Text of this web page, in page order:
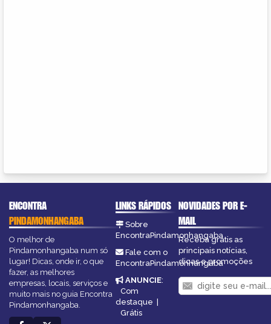
ENCONTRA
PINDAMONHANGABA
O melhor de
Pindamonhangaba num só
lugar! Dicas, onde ir, o que
fazer, as melhores
empresas, locais, serviços e
muito mais no guia Encontra
Pindamonhangaba.
LINKS RÁPIDOS
Sobre
EncontraPindamonhangaba
Fale com o
EncontraPindamonhangaba
ANUNCIE:
Com
destaque |
Grátis
NOVIDADES POR E-
MAIL
Receba grátis as
principais notícias,
dicas e promoções